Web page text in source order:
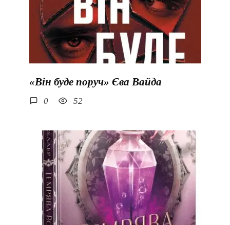
«Він буде поруч» Єва Вайда
0 52